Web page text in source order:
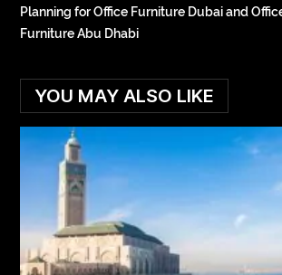
Planning for Office Furniture Dubai and
Furniture Abu Dhabi
YOU MAY ALSO LIKE